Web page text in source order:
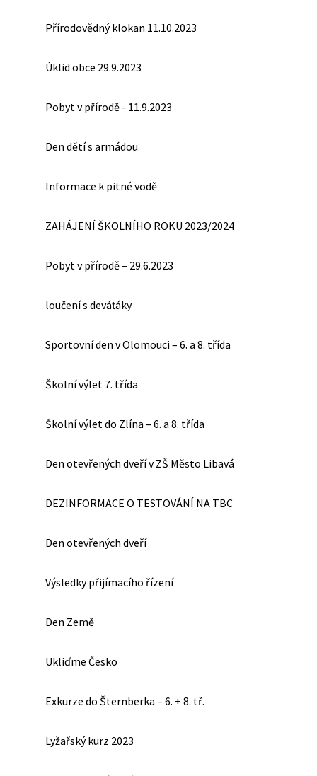
Přírodovědný klokan 11.10.2023
Úklid obce 29.9.2023
Pobyt v přírodě - 11.9.2023
Den dětí s armádou
Informace k pitné vodě
ZAHÁJENÍ ŠKOLNÍHO ROKU 2023/2024
Pobyt v přírodě – 29.6.2023
loučení s deváťáky
Sportovní den v Olomouci – 6. a 8. třída
Školní výlet 7. třída
Školní výlet do Zlína – 6. a 8. třída
Den otevřených dveří v ZŠ Město Libavá
DEZINFORMACE O TESTOVÁNÍ NA TBC
Den otevřených dveří
Výsledky přijímacího řízení
Den Země
Ukliďme Česko
Exkurze do Šternberka – 6. + 8. tř.
Lyžařský kurz 2023